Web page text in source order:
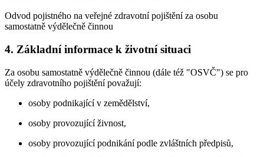
Odvod pojistného na veřejné zdravotní pojištění za osobu
samostatně výdělečně činnou
4. Základní informace k životní situaci
Za osobu samostatně výdělečně činnou (dále též "OSVČ") se pro
účely zdravotního pojištění považují:
osoby podnikající v zemědělství,
osoby provozující živnost,
osoby provozující podnikání podle zvláštních předpisů,